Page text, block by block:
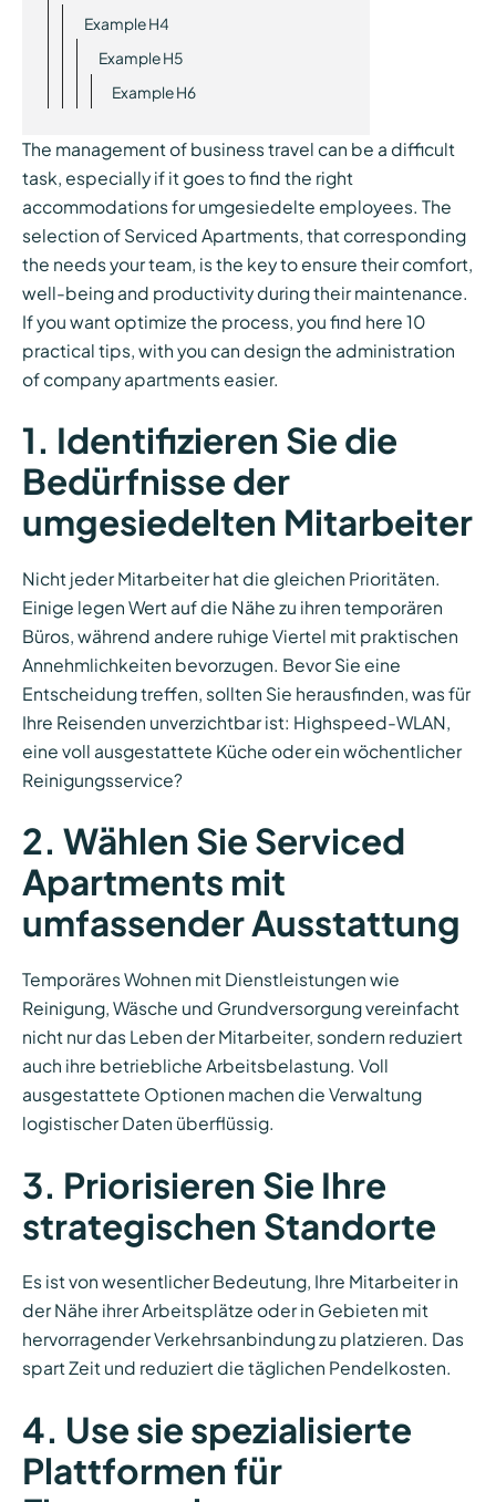
Example H4
Example H5
Example H6
The management of business travel can be a difficult
task, especially if it goes to find the right
accommodations for umgesiedelte employees. The
selection of Serviced Apartments, that corresponding
the needs your team, is the key to ensure their comfort,
well-being and productivity during their maintenance.
If you want optimize the process, you find here 10
practical tips, with you can design the administration
of company apartments easier.
1. Identifizieren Sie die
Bedürfnisse der
umgesiedelten Mitarbeiter
Nicht jeder Mitarbeiter hat die gleichen Prioritäten.
Einige legen Wert auf die Nähe zu ihren temporären
Büros, während andere ruhige Viertel mit praktischen
Annehmlichkeiten bevorzugen. Bevor Sie eine
Entscheidung treffen, sollten Sie herausfinden, was für
Ihre Reisenden unverzichtbar ist: Highspeed-WLAN,
eine voll ausgestattete Küche oder ein wöchentlicher
Reinigungsservice?
2. Wählen Sie Serviced
Apartments mit
umfassender Ausstattung
Temporäres Wohnen mit Dienstleistungen wie
Reinigung, Wäsche und Grundversorgung vereinfacht
nicht nur das Leben der Mitarbeiter, sondern reduziert
auch ihre betriebliche Arbeitsbelastung. Voll
ausgestattete Optionen machen die Verwaltung
logistischer Daten überflüssig.
3. Priorisieren Sie Ihre
strategischen Standorte
Es ist von wesentlicher Bedeutung, Ihre Mitarbeiter in
der Nähe ihrer Arbeitsplätze oder in Gebieten mit
hervorragender Verkehrsanbindung zu platzieren. Das
spart Zeit und reduziert die täglichen Pendelkosten.
4. Use sie spezialisierte
Plattformen für